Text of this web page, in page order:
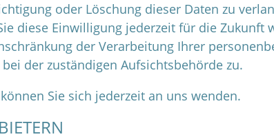
oder Löschung dieser Daten zu
diese Einwilligung jederzeit für die Zukunft
der Verarbeitung Ihrer
der zuständigen Aufsichtsbehörde zu.
Sie sich jederzeit an uns wenden.